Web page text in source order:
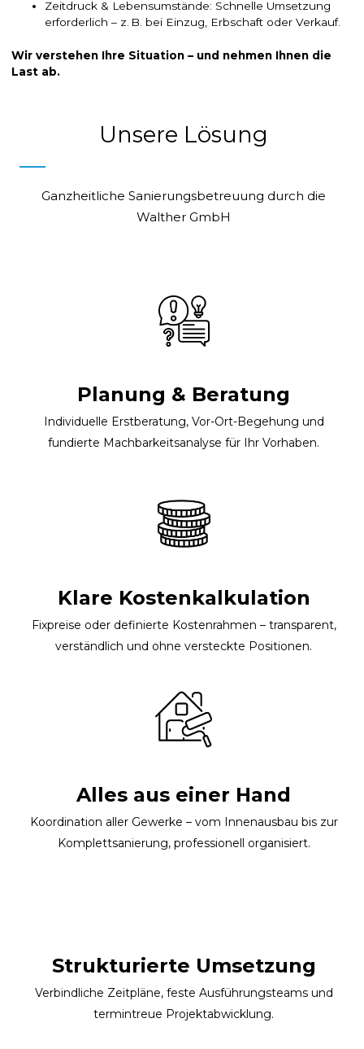
Zeitdruck & Lebensumstände: Schnelle Umsetzung
erforderlich – z. B. bei Einzug, Erbschaft oder Verkauf.
Wir verstehen Ihre Situation – und nehmen Ihnen die
Last ab.
Unsere Lösung
Ganzheitliche Sanierungsbetreuung durch die
Walther GmbH
Planung & Beratung
Individuelle Erstberatung, Vor-Ort-Begehung und
fundierte Machbarkeitsanalyse für Ihr Vorhaben.
Klare Kostenkalkulation
Fixpreise oder definierte Kostenrahmen – transparent,
verständlich und ohne versteckte Positionen.
Alles aus einer Hand
Koordination aller Gewerke – vom Innenausbau bis zur
Komplettsanierung, professionell organisiert.
Strukturierte Umsetzung
Verbindliche Zeitpläne, feste Ausführungsteams und
termintreue Projektabwicklung.